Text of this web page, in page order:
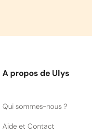
A propos de Ulys
Qui sommes-nous ?
Aide et Contact